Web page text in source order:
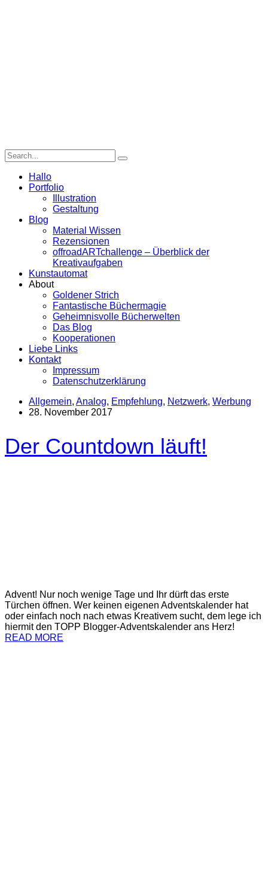
Hallo
Portfolio
Illustration
Gestaltung
Blog
Material Wissen
Rezensionen
offroadARTchallenge – Überblick der
Kreativaufgaben
Kunstautomat
About
Goldener Strich
Fantastische Büchermagie
Geheimnisvolle Bücherwelten
Das Blog
Kooperationen
Liebe Links
Kontakt
Impressum
Datenschutzerklärung
Allgemein, Analog, Empfehlung, Netzwerk, Werbung
28. November 2017
Der Countdown läuft!
Advent! Nur noch wenige Tage und Ihr dürft das erste
Türchen öffnen. Wer keinen eigenen Adventskalender hat
oder einfach noch nach etwas Kreativem sucht, dem lege ich
hiermit den TOPP Blogger-Adventskalender ans Herz!
READ MORE